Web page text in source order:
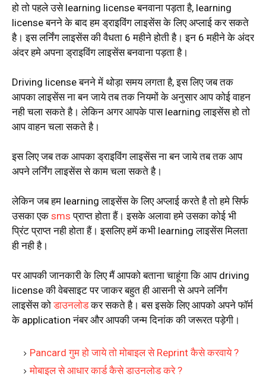
हो तो पहले उसे learning license बनवाना पड़ता है, learning
license बनने के बाद हम ड्राइविंग लाइसेंस के लिए अप्लाई कर सकते
है। इस लर्निंग लाइसेंस की वैधता 6 महीने होती है। इन 6 महीने के अंदर
अंदर हमे अपना ड्राइविंग लाइसेंस बनवाना पड़ता है।
Driving license बनने में थोड़ा समय लगता है, इस लिए जब तक
आपका लाइसेंस ना बन जाये तब तक नियमों के अनुसार आप कोई वाहन
नही चला सकते है। लेकिन अगर आपके पास learning लाइसेंस हो तो
आप वाहन चला सकते है।
इस लिए जब तक आपका ड्राइविंग लाइसेंस ना बन जाये तब तक आप
अपने लर्निंग लाइसेंस से काम चला सकते है।
लेकिन जब हम learning लाइसेंस के लिए अप्लाई करते है तो हमे सिर्फ
उसका एक sms प्राप्त होता हैं। इसके अलावा हमे उसका कोई भी
प्रिंट प्राप्त नही होता हैं। इसलिए हमें कभी learning लाइसेंस मिलता
ही नही है।
पर आपकी जानकारी के लिए मैं आपको बताना चाहूंगा कि आप driving
license की वेबसाइट पर जाकर बहुत ही आसनी से अपने लर्निंग
लाइसेंस कोडाउनलोडकर सकते है। बस इसके लिए आपको अपने फॉर्म
के application नंबर और आपकी जन्म दिनांक की जरूरत पड़ेगी।
Pancard गुम हो जाये तो मोबाइल से Reprint कैसे करवाये ?
मोबाइल से आधार कार्ड कैसे डाउनलोड करे ?